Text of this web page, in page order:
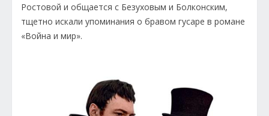
Ростовой и общается с Безуховым и Болконским,
тщетно искали упоминания о бравом гусаре в романе
«Война и мир».